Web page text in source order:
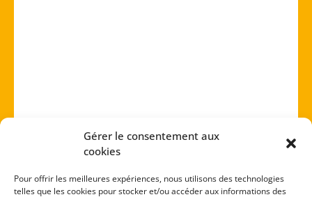
Gérer le consentement aux
cookies
Pour offrir les meilleures expériences, nous utilisons des technologies
telles que les cookies pour stocker et/ou accéder aux informations des